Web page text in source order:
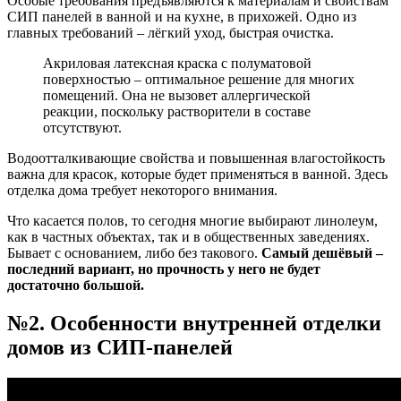
СИП панелей в ванной и на кухне, в прихожей. Одно из
главных требований – лёгкий уход, быстрая очистка.
Акриловая латексная краска с полуматовой
поверхностью – оптимальное решение для многих
помещений. Она не вызовет аллергической
реакции, поскольку растворители в составе
отсутствуют.
Водоотталкивающие свойства и повышенная влагостойкость
важна для красок, которые будет применяться в ванной. Здесь
отделка дома требует некоторого внимания.
Что касается полов, то сегодня многие выбирают линолеум,
как в частных объектах, так и в общественных заведениях.
Бывает с основанием, либо без такового. Самый дешёвый –
последний вариант, но прочность у него не будет
достаточно большой.
№2. Особенности внутренней отделки
домов из СИП-панелей